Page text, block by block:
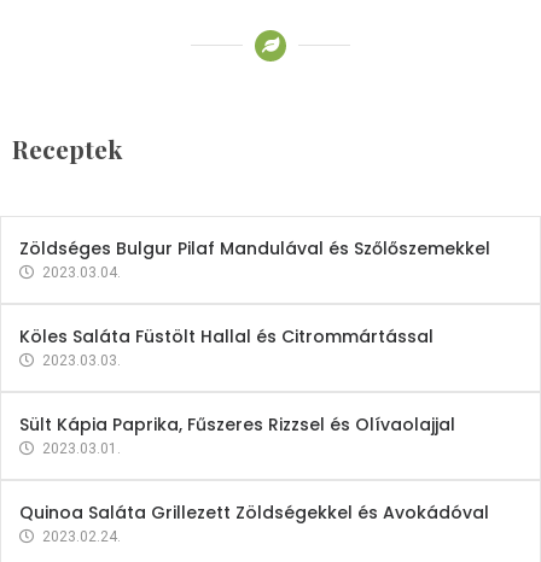
Receptek
2023.03.06.
Zöldséges Bulgur Pilaf Mandulával és Szőlőszemekkel
2023.03.04.
Köles Saláta Füstölt Hallal és Citrommártással
2023.03.03.
Sült Kápia Paprika, Fűszeres Rizzsel és Olívaolajjal
2023.03.01.
Quinoa Saláta Grillezett Zöldségekkel és Avokádóval
2023.02.24.